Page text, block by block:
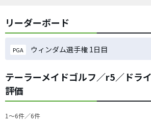
リーダーボード
PGA ウィンダム選手権 1日目
テーラーメイドゴルフ／r5／ドラ
評価
1〜6件／6件